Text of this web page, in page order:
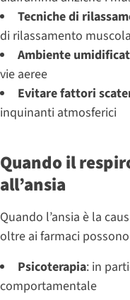
Tecniche di
di rilassamento
Ambiente
vie aeree
Evitare fattori
inquinanti atmosferici
Quando il
all’ansia
Quando l’ansia è la
oltre ai farmaci
Psicoterapia: in
comportamentale